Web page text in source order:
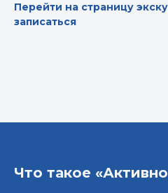
Перейти на страницу
записаться
Что такое